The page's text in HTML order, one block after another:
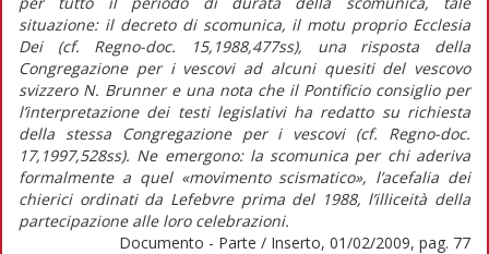
situazione: il decreto di scomunica, il motu proprio Ecclesia
Dei (cf. Regno-doc. 15,1988,477ss), una risposta della
Congregazione per i vescovi ad alcuni quesiti del vescovo
svizzero N. Brunner e una nota che il Pontificio consiglio per
l’interpretazione dei testi legislativi ha redatto su richiesta
della stessa Congregazione per i vescovi (cf. Regno-doc.
17,1997,528ss). Ne emergono: la scomunica per chi aderiva
formalmente a quel «movimento scismatico», l’acefalia dei
chierici ordinati da Lefebvre prima del 1988, l’illiceità della
partecipazione alle loro celebrazioni.
Documento - Parte / Inserto, 01/02/2009, pag. 77